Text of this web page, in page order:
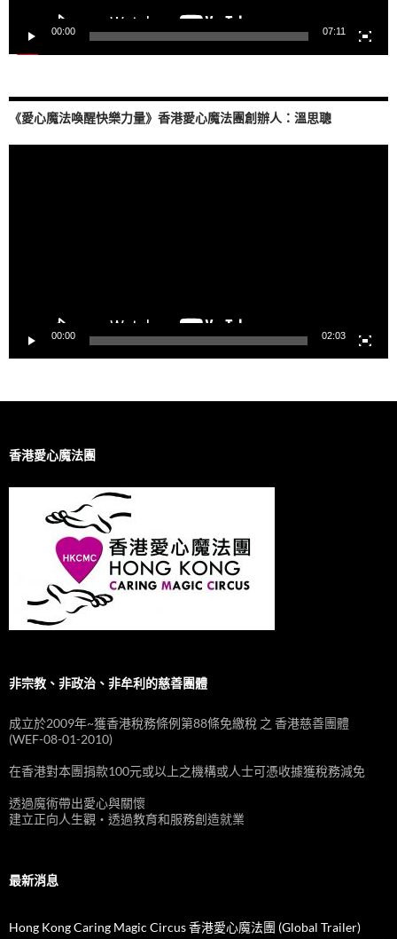
00:00 07:11
《愛心魔法喚醒快樂力量》香港愛心魔法團創辦人：溫思聰
00:00 02:03
香港愛心魔法團
非宗教、非政治、非牟利的慈善團體
成立於2009年~獲香港稅務條例第88條免繳稅 之 香港慈善團體
(WEF-08-01-2010)
在香港對本團捐款100元或以上之機構或人士可憑收據獲稅務減免
透過魔術帶出愛心與關懷
建立正向人生觀‧透過教育和服務創造就業
最新消息
Hong Kong Caring Magic Circus 香港愛心魔法團 (Global Trailer)